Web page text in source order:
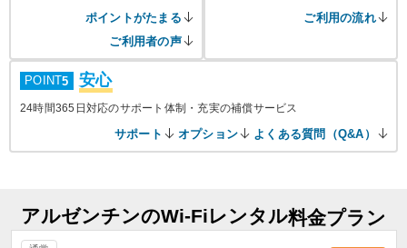
ポイントがたまる
ご利用者の声
ご利用の流れ
POINT5 安心
24時間365日対応のサポート体制・充実の補償サービス
サポート オプション よくある質問（Q&A）
アルゼンチンのWi-Fiレンタル料金プラン